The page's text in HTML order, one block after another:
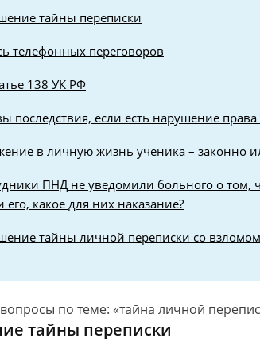
тайны переписки
телефонных переговоров
138 УК РФ
последствия, если есть нарушение
в личную жизнь ученика – законно
ПНД не уведомили больного о том,
его, какое для них наказание?
тайны личной переписки со взломом
по теме: «тайна личной
тайны переписки